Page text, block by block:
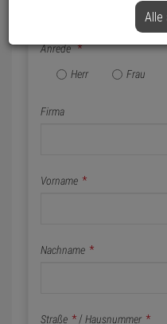
Name & Anschrift
Anrede *
Herr
Frau
Firma
Vorname *
Nachname *
Straße * /Hausnummer *
Alle